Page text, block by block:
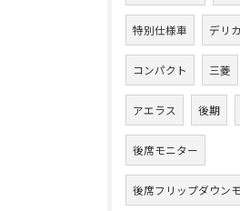
特別仕様車 デリ
コンパクト 三菱
アエラス 後期
後席モニター
後席フリップダウン